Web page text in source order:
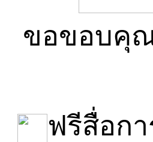
ขอขอบคุ
ฟรีสื่อก